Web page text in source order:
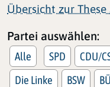
Übersicht zur These
Partei auswählen:
Alle SPD CDU/
Die Linke
BSW